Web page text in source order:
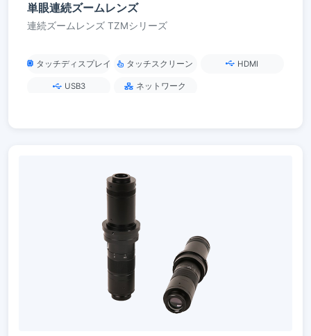
単眼連続ズームレンズ
連続ズームレンズ TZMシリーズ
タッチディスプレイ タッチスクリーン HDMI
USB3 ネットワーク